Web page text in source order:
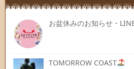
お盆休みのお知らせ・
TOMORROW COAST